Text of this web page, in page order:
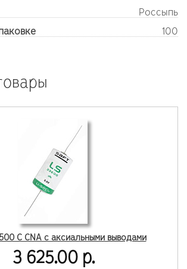
Россыпь
100
C CNA с аксиальными выводами
3 625.00 р.